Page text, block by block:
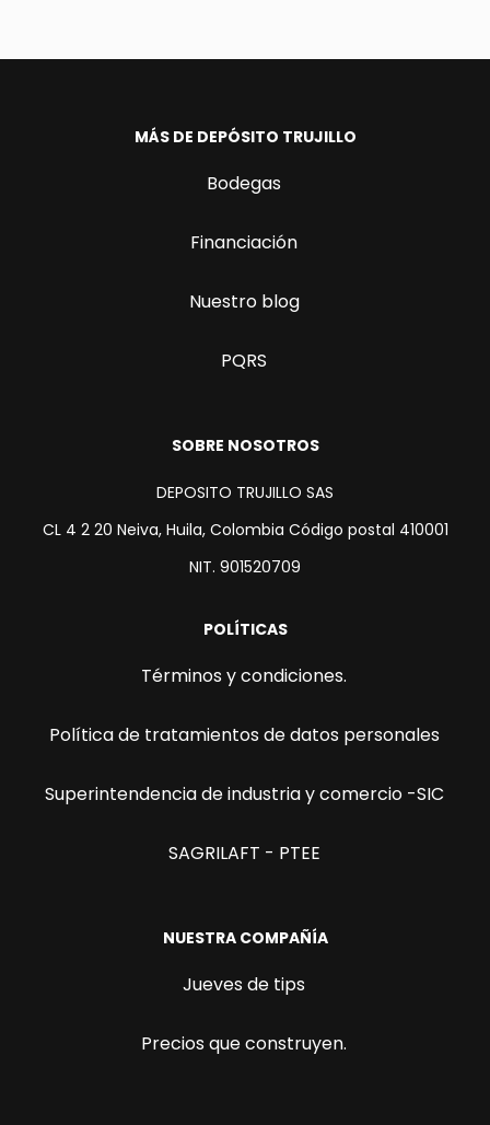
MÁS DE DEPÓSITO TRUJILLO
Bodegas
Financiación
Nuestro blog
PQRS
SOBRE NOSOTROS
DEPOSITO TRUJILLO SAS
CL 4 2 20 Neiva, Huila, Colombia Código postal 410001
NIT. 901520709
POLÍTICAS
Términos y condiciones.
Política de tratamientos de datos personales
Superintendencia de industria y comercio -SIC
SAGRILAFT - PTEE
NUESTRA COMPAÑÍA
Jueves de tips
Precios que construyen.